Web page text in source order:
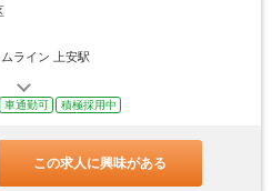
ライン 上安駅
車通勤可 積極採用中
この求人に興味がある